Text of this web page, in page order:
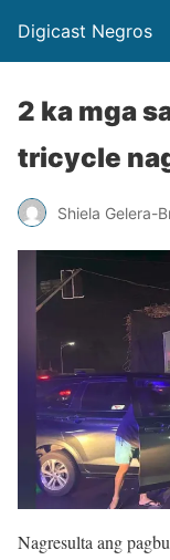
Digicast Negros
2 ka mga
tricycle
Shiela Gelera-
Nagresulta ang